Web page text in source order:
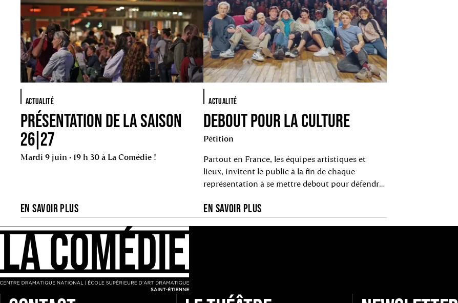
ACTUALITÉ
PRÉSENTATION DE LA SAISON
26|27
Mardi 9 juin • 19 h 30 à La Comédie !
EN SAVOIR PLUS
ACTUALITÉ
DEBOUT POUR LA CULTURE
Pétition
Partout en France, les équipes artistiques et
lieux, invitent le public à la fin de chaque
représentation à se mettre debout pour défendre
Culture !
EN SAVOIR PLUS